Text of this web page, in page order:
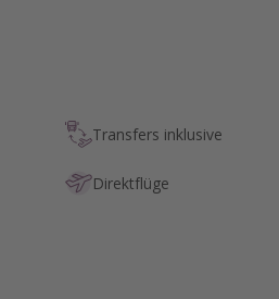
Transfers inklusive
Direktflüge